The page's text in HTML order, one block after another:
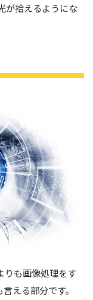
が拾えるようにな
りも画像処理をす
える部分です。